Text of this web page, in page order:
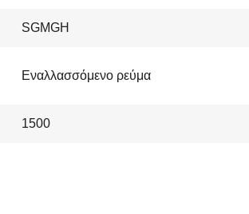
SGMGH
Εναλλασσόμενο ρεύμα
1500